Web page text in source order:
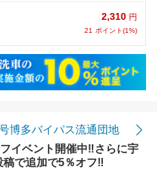
2,310 円
21 ポイント(1%)
博多バイパス流通団地
イベント開催中‼さらに宇
で追加で5％オフ‼